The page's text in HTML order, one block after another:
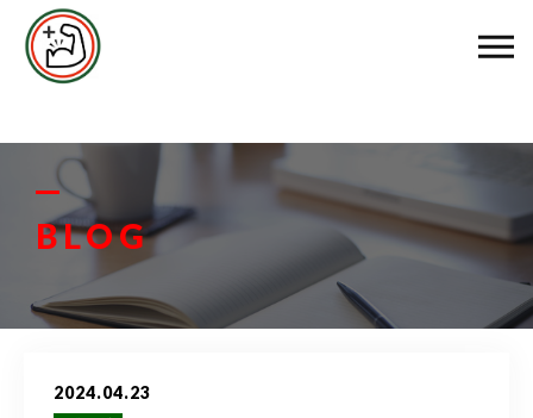
BLOG
2024.04.23
メニュー料金
お客様の声
スタッフ紹介